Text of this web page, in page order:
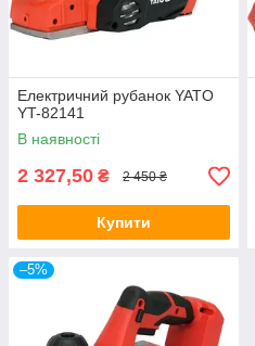
Електричний рубанок YATO
YT-82141
В наявності
2 327,50 ₴ 2 450 ₴
Купити
–5%